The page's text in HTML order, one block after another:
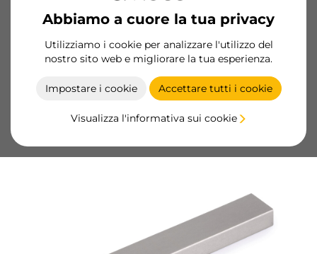
Abbiamo a cuore la tua privacy
Utilizziamo i cookie per analizzare l'utilizzo del
nostro sito web e migliorare la tua esperienza.
Impostare i cookie Accettare tutti i cookie
Visualizza l'informativa sui cookie
9355569/EAN 8432393131788
Diventa cliente
Scheda prodotto